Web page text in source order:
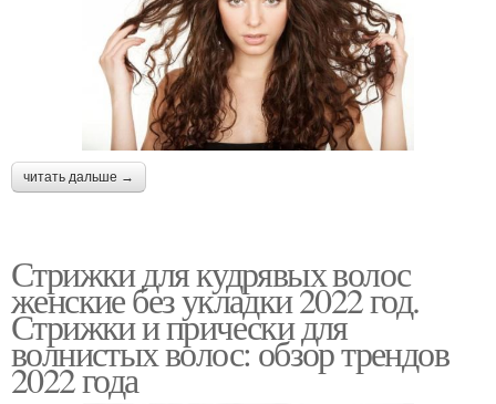
читать дальше →
Стрижки для кудрявых волос
женские без укладки 2022 год.
Стрижки и прически для
волнистых волос: обзор трендов
2022 года